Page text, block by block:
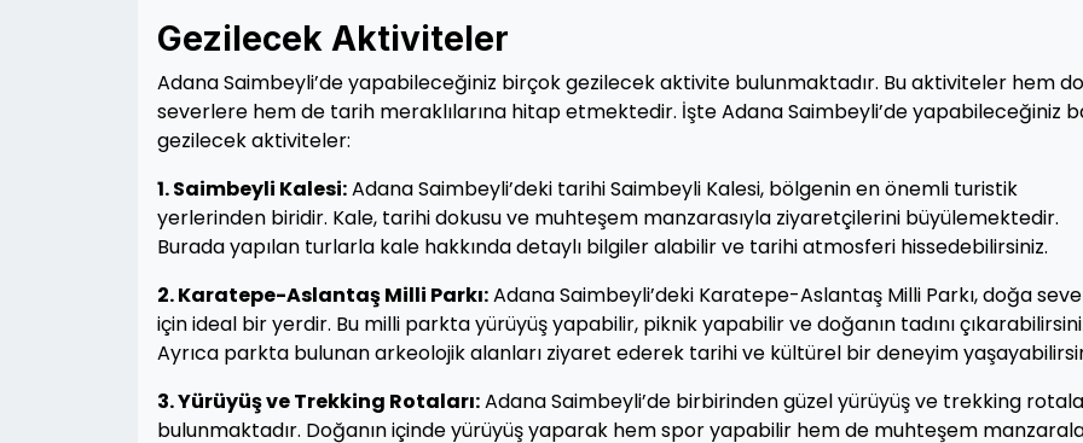
Gezilecek Aktiviteler
Adana Saimbeyli’de yapabileceğiniz birçok gezilecek aktivite bulunmaktadır. Bu aktiviteler hem
severlere hem de tarih meraklılarına hitap etmektedir. İşte Adana Saimbeyli’de yapabileceğiniz
gezilecek aktiviteler:
1. Saimbeyli Kalesi:Adana Saimbeyli’deki tarihi Saimbeyli Kalesi, bölgenin en önemli turistik
yerlerinden biridir. Kale, tarihi dokusu ve muhteşem manzarasıyla ziyaretçilerini büyülemektedir.
Burada yapılan turlarla kale hakkında detaylı bilgiler alabilir ve tarihi atmosferi hissedebilirsiniz.
2. Karatepe-Aslantaş Milli Parkı:Adana Saimbeyli’deki Karatepe-Aslantaş Milli Parkı, doğa
için ideal bir yerdir. Bu milli parkta yürüyüş yapabilir, piknik yapabilir ve doğanın tadını
Ayrıca parkta bulunan arkeolojik alanları ziyaret ederek tarihi ve kültürel bir deneyim
3. Yürüyüş ve Trekking Rotaları:Adana Saimbeyli’de birbirinden güzel yürüyüş ve trekking
bulunmaktadır. Doğanın içinde yürüyüş yaparak hem spor yapabilir hem de muhteşem